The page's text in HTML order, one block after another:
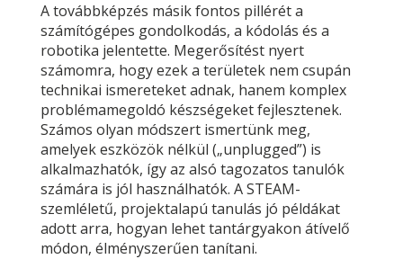
A továbbképzés másik fontos pillérét a
számítógépes gondolkodás, a kódolás és a
robotika jelentette. Megerősítést nyert
számomra, hogy ezek a területek nem csupán
technikai ismereteket adnak, hanem komplex
problémamegoldó készségeket fejlesztenek.
Számos olyan módszert ismertünk meg,
amelyek eszközök nélkül („unplugged”) is
alkalmazhatók, így az alsó tagozatos tanulók
számára is jól használhatók. A STEAM-
szemléletű, projektalapú tanulás jó példákat
adott arra, hogyan lehet tantárgyakon átívelő
módon, élményszerűen tanítani.